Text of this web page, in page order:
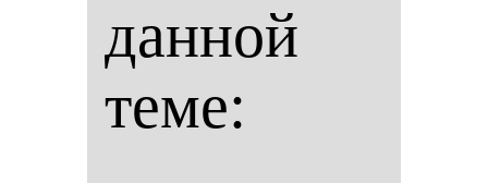
данной
теме: